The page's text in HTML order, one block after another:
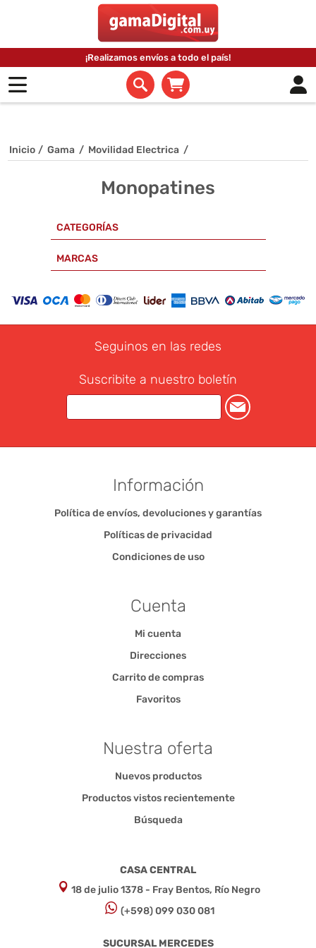
¡Realizamos envíos a todo el país!
Inicio / Gama / Movilidad Electrica /
Monopatines
CATEGORÍAS
MARCAS
Seguinos en las redes
Suscribite a nuestro boletín
Información
Política de envíos, devoluciones y garantías
Políticas de privacidad
Condiciones de uso
Cuenta
Mi cuenta
Direcciones
Carrito de compras
Favoritos
Nuestra oferta
Nuevos productos
Productos vistos recientemente
Búsqueda
CASA CENTRAL
18 de julio 1378 - Fray Bentos, Río Negro
(+598) 099 030 081
SUCURSAL MERCEDES